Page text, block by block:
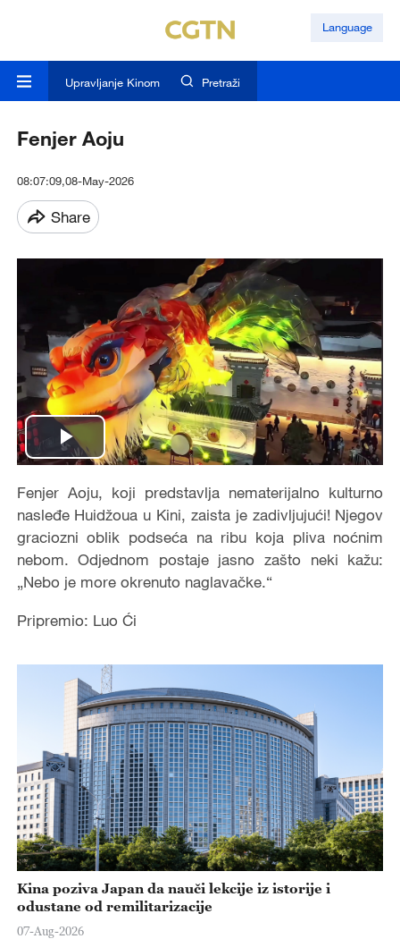
Language
Upravljanje Kinom Pretraži
Fenjer Aoju
08:07:09,08-May-2026
Share
Play
Video
Fenjer Aoju, koji predstavlja nematerijalno kulturno
nasleđe Huidžoua u Kini, zaista je zadivljujući! Njegov
graciozni oblik podseća na ribu koja pliva noćnim
nebom. Odjednom postaje jasno zašto neki kažu:
„Nebo je more okrenuto naglavačke.“
Pripremio: Luo Ći
Kina poziva Japan da nauči lekcije iz istorije i
odustane od remilitarizacije
07-Aug-2026